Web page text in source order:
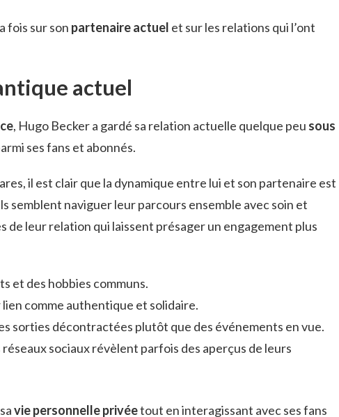
fois sur son partenaire actuel et sur les relations qui l’ont
actuel
, Hugo Becker a gardé sa relation actuelle quelque peu sous
ses fans et abonnés.
il est clair que la dynamique entre lui et son partenaire est
semblent naviguer leur parcours ensemble avec soin et
de leur relation qui laissent présager un engagement plus
et des hobbies communs.
comme authentique et solidaire.
sorties décontractées plutôt que des événements en vue.
sociaux révèlent parfois des aperçus de leurs
vie personnelle privéetout en interagissant avec ses fans